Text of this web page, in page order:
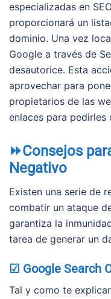
especializadas en
proporcionará un
dominio. Una vez
Google a través de
desautorice. Esta
aprovechar para
propietarios de las
enlaces para pedirles
⏩Consejos
Negativo
Existen una serie de
combatir un ataque
garantiza la
tarea de generar un
☑ Google Search
Tal y como te